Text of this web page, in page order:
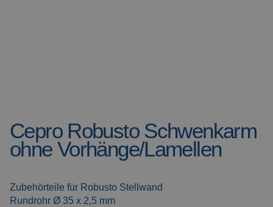
Schweissdecken
Schweisskabinen
Outdoor
Schweissen
Über uns
Aktuelles
Häufig gestellte Fragen
Cepro Robusto Schwenkarm
ohne Vorhänge/Lamellen
Zubehörteile für Robusto Stellwand
Rundrohr Ø 35 x 2,5 mm